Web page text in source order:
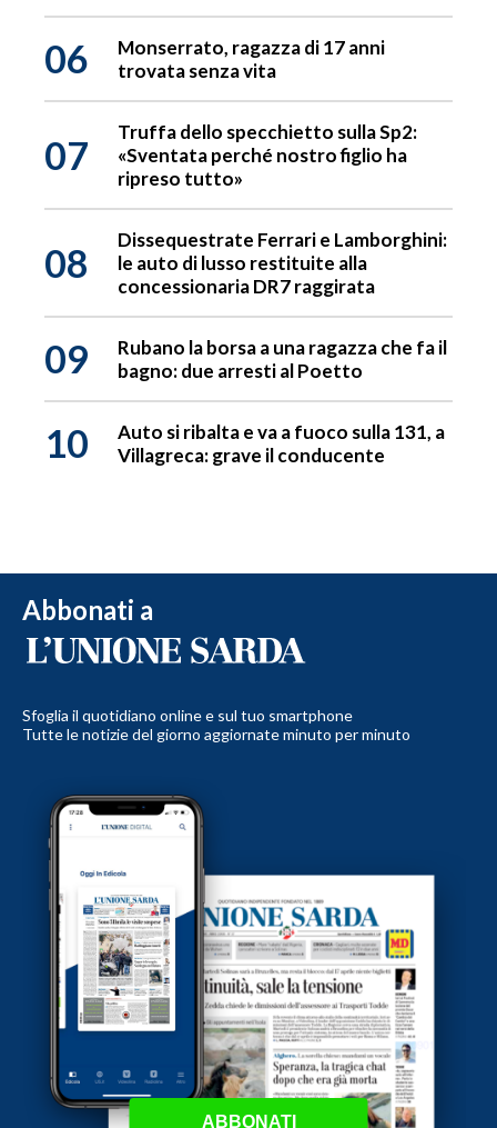
06
Monserrato, ragazza di 17 anni
trovata senza vita
07
Truffa dello specchietto sulla Sp2:
«Sventata perché nostro figlio ha
ripreso tutto»
08
Dissequestrate Ferrari e Lamborghini:
le auto di lusso restituite alla
concessionaria DR7 raggirata
09
Rubano la borsa a una ragazza che fa il
bagno: due arresti al Poetto
10
Auto si ribalta e va a fuoco sulla 131, a
Villagreca: grave il conducente
Abbonati a
Sfoglia il quotidiano online e sul tuo smartphone
Tutte le notizie del giorno aggiornate minuto per minuto
ABBONATI